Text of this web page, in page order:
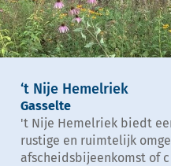
‘t Nije Hemelriek
Gasselte
't Nije Hemelriek biedt
rustige en ruimtelijk
afscheidsbijeenkomst of c